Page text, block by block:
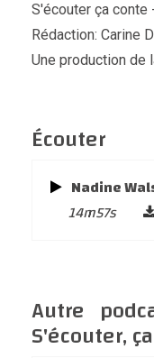
S'écouter ça conte
Rédaction: Carine
Une production de
Écouter
Nadine
14m57s
Autre
S'écouter,